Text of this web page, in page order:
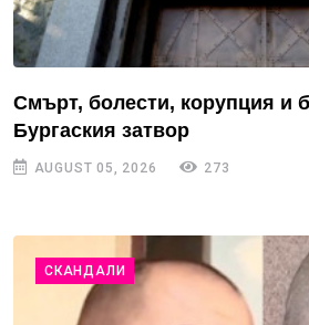
Смърт, болести, корупция и
Бургаския затвор
AUGUST 05, 2026 273
СКАНДАЛИ